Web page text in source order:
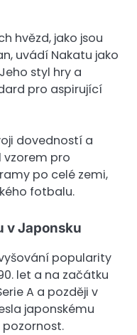
hvězd, jako jsou
uvádí Nakatu jako
styl hry a
pro aspirující
dovedností a
pro
po celé zemi,
fotbalu.
v Japonsku
popularity
let a na začátku
A a později v
japonskému